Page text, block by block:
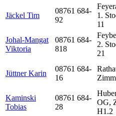
Jäckel Tim
08761 684-
92
1.
11
Johal-Mangat
Viktoria
08761 684-
818
2.
21
Jüttner Karin
08761 684-
16
Kaminski
Tobias
08761 684-
28
OG,
H1.2